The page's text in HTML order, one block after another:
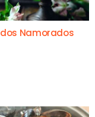
Namorados